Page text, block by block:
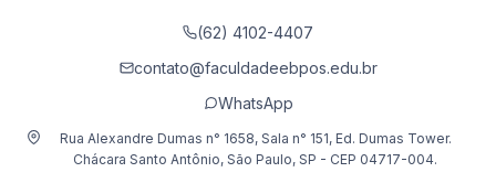
(62) 4102-4407
contato@faculdadeebpos.edu.br
WhatsApp
Rua Alexandre Dumas n° 1658, Sala n° 151, Ed. Dumas Tower.
Chácara Santo Antônio, São Paulo, SP - CEP 04717-004.